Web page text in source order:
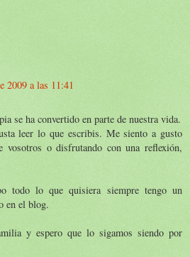
2009 a las 11:41
se ha convertido en parte de nuestra vida.
leer lo que escribis. Me siento a gusto
vosotros o disfrutando con una reflexión,
todo lo que quisiera siempre tengo un
en el blog.
y espero que lo sigamos siendo por